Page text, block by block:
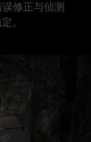
修正与侦测
。